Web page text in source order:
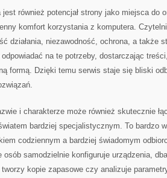
jest również potencjał strony jako miejsca do
komfort korzystania z komputera.
działania, niezawodność, ochrona, a także
na te potrzeby, dostarczając
formą. Dzięki temu serwis staje się bliski
i charakterze może również skutecznie
bardziej specjalistycznym. To bardzo
codziennym a bardziej świadomym
osób samodzielnie konfiguruje urządzenia,
kopie zapasowe czy analizuje